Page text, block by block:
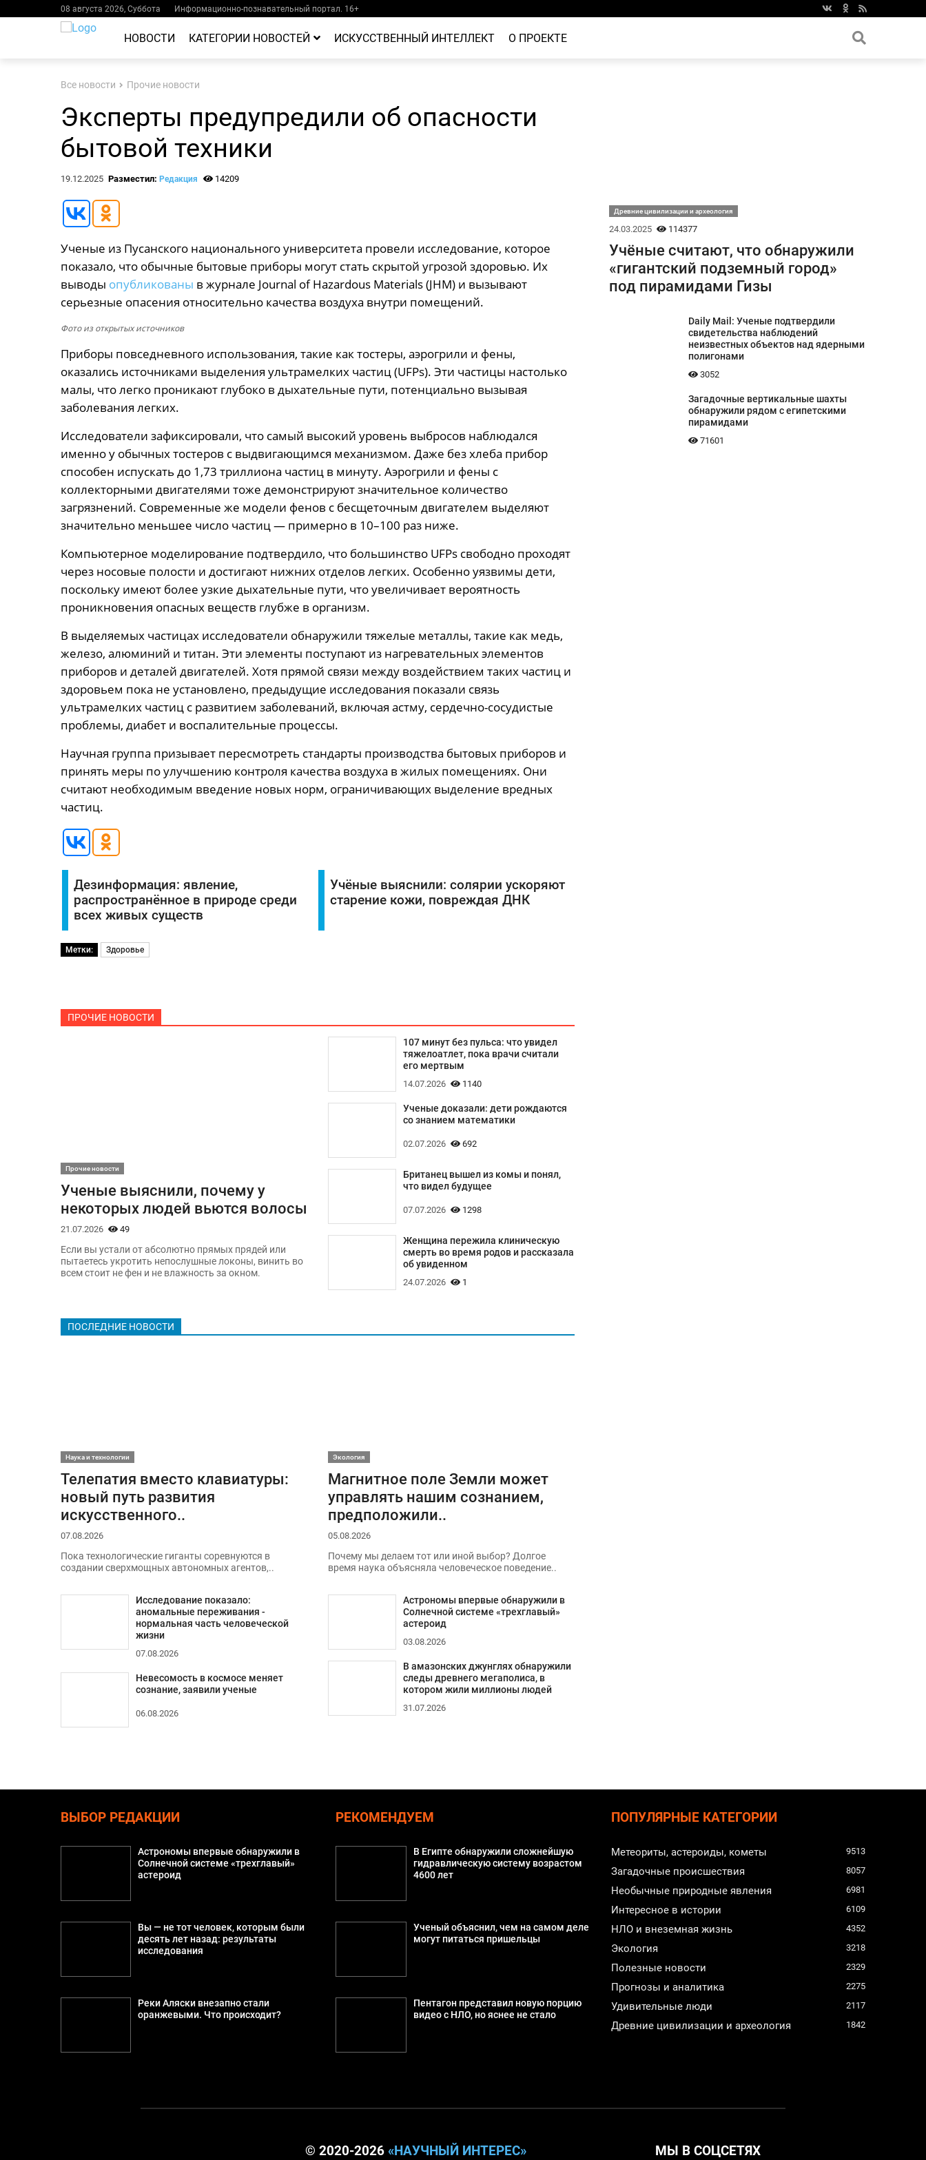
08 августа 2026, Суббота Информационно-познавательный портал. 16+
НОВОСТИ КАТЕГОРИИ НОВОСТЕЙ ИСКУССТВЕННЫЙ ИНТЕЛЛЕКТ О ПРОЕКТЕ
Все новости Прочие новости
Эксперты предупредили об опасности
бытовой техники
19.12.2025 Разместил: Редакция 14209
Ученые из Пусанского национального университета провели исследование, которое
показало, что обычные бытовые приборы могут стать скрытой угрозой здоровью. Их
выводы опубликованы в журнале Journal of Hazardous Materials (JHM) и вызывают
серьезные опасения относительно качества воздуха внутри помещений.
Фото из открытых источников
Приборы повседневного использования, такие как тостеры, аэрогрили и фены,
оказались источниками выделения ультрамелких частиц (UFPs). Эти частицы настолько
малы, что легко проникают глубоко в дыхательные пути, потенциально вызывая
заболевания легких.
Исследователи зафиксировали, что самый высокий уровень выбросов наблюдался
именно у обычных тостеров с выдвигающимся механизмом. Даже без хлеба прибор
способен испускать до 1,73 триллиона частиц в минуту. Аэрогрили и фены с
коллекторными двигателями тоже демонстрируют значительное количество
загрязнений. Современные же модели фенов с бесщеточным двигателем выделяют
значительно меньшее число частиц — примерно в 10–100 раз ниже.
Компьютерное моделирование подтвердило, что большинство UFPs свободно проходят
через носовые полости и достигают нижних отделов легких. Особенно уязвимы дети,
поскольку имеют более узкие дыхательные пути, что увеличивает вероятность
проникновения опасных веществ глубже в организм.
В выделяемых частицах исследователи обнаружили тяжелые металлы, такие как медь,
железо, алюминий и титан. Эти элементы поступают из нагревательных элементов
приборов и деталей двигателей. Хотя прямой связи между воздействием таких частиц и
здоровьем пока не установлено, предыдущие исследования показали связь
ультрамелких частиц с развитием заболеваний, включая астму, сердечно-сосудистые
проблемы, диабет и воспалительные процессы.
Научная группа призывает пересмотреть стандарты производства бытовых приборов и
принять меры по улучшению контроля качества воздуха в жилых помещениях. Они
считают необходимым введение новых норм, ограничивающих выделение вредных
частиц.
Дезинформация: явление,
распространённое в природе среди
всех живых существ
Учёные выяснили: солярии ускоряют
старение кожи, повреждая ДНК
Метки: Здоровье
ПРОЧИЕ НОВОСТИ
Прочие новости
Ученые выяснили, почему у
некоторых людей вьются волосы
21.07.2026 49
Если вы устали от абсолютно прямых прядей или
пытаетесь укротить непослушные локоны, винить во
всем стоит не фен и не влажность за окном.
107 минут без пульса: что увидел
тяжелоатлет, пока врачи считали
его мертвым
14.07.2026 1140
Ученые доказали: дети рождаются
со знанием математики
02.07.2026 692
Британец вышел из комы и понял,
что видел будущее
07.07.2026 1298
Женщина пережила клиническую
смерть во время родов и рассказала
об увиденном
24.07.2026 1
ПОСЛЕДНИЕ НОВОСТИ
Наука и технологии
Телепатия вместо клавиатуры:
новый путь развития
искусственного..
07.08.2026
Пока технологические гиганты соревнуются в
создании сверхмощных автономных агентов,..
Исследование показало:
аномальные переживания -
нормальная часть человеческой
жизни
07.08.2026
Невесомость в космосе меняет
сознание, заявили ученые
06.08.2026
Экология
Магнитное поле Земли может
управлять нашим сознанием,
предположили..
05.08.2026
Почему мы делаем тот или иной выбор? Долгое
время наука объясняла человеческое поведение..
Астрономы впервые обнаружили в
Солнечной системе «трехглавый»
астероид
03.08.2026
В амазонских джунглях обнаружили
следы древнего мегаполиса, в
котором жили миллионы людей
31.07.2026
Древние цивилизации и археология
24.03.2025 114377
Учёные считают, что обнаружили
«гигантский подземный город»
под пирамидами Гизы
Daily Mail: Ученые подтвердили
свидетельства наблюдений
неизвестных объектов над ядерными
полигонами
3052
Загадочные вертикальные шахты
обнаружили рядом с египетскими
пирамидами
71601
ВЫБОР РЕДАКЦИИ
Астрономы впервые обнаружили в
Солнечной системе «трехглавый»
астероид
Вы — не тот человек, которым были
десять лет назад: результаты
исследования
Реки Аляски внезапно стали
оранжевыми. Что происходит?
РЕКОМЕНДУЕМ
В Египте обнаружили сложнейшую
гидравлическую систему возрастом
4600 лет
Ученый объяснил, чем на самом деле
могут питаться пришельцы
Пентагон представил новую порцию
видео с НЛО, но яснее не стало
ПОПУЛЯРНЫЕ КАТЕГОРИИ
Метеориты, астероиды, кометы 9513
Загадочные происшествия 8057
Необычные природные явления 6981
Интересное в истории 6109
НЛО и внеземная жизнь 4352
Экология 3218
Полезные новости 2329
Прогнозы и аналитика 2275
Удивительные люди 2117
Древние цивилизации и археология 1842
© 2020-2026 «НАУЧНЫЙ ИНТЕРЕС» МЫ В СОЦСЕТЯХ